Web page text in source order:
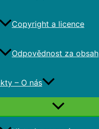
Copyright a licence
Odpovědnost za obsah
– O nás